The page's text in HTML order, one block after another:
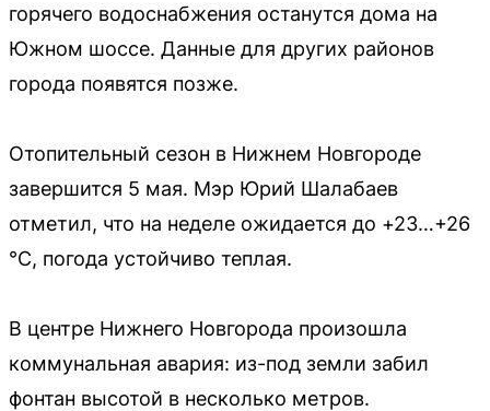
горячего водоснабжения останутся дома на
Южном шоссе. Данные для других районов
города появятся позже.
Отопительный сезон в Нижнем Новгороде
завершится 5 мая. Мэр Юрий Шалабаев
отметил, что на неделе ожидается до +23…+26
°C, погода устойчиво теплая.
В центре Нижнего Новгорода произошла
коммунальная авария: из-под земли забил
фонтан высотой в несколько метров.